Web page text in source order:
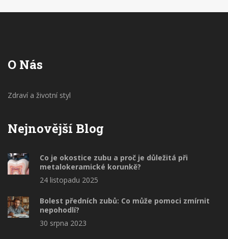
O Nás
Zdraví a životní styl
Nejnovější Blog
Co je okostice zubu a proč je důležitá při
metalokeramické korunkě?
24 listopadu 2025
Bolest předních zubů: Co může pomoci zmírnit
nepohodlí?
30 srpna 2023